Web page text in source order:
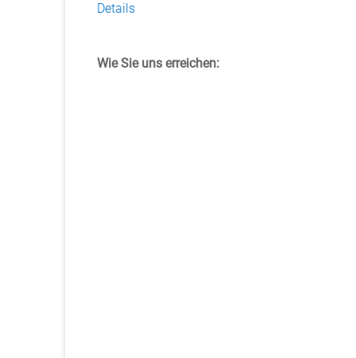
Details
Wie Sie uns erreichen: